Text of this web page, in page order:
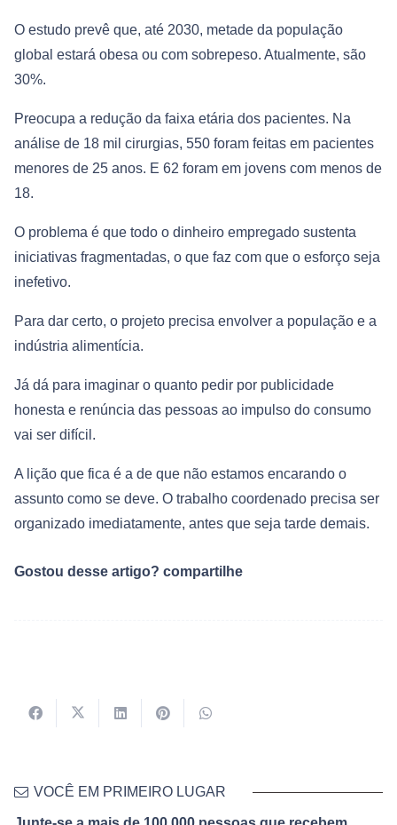
O estudo prevê que, até 2030, metade da população
global estará obesa ou com sobrepeso. Atualmente, são
30%.
Preocupa a redução da faixa etária dos pacientes. Na
análise de 18 mil cirurgias, 550 foram feitas em pacientes
menores de 25 anos. E 62 foram em jovens com menos de
18.
O problema é que todo o dinheiro empregado sustenta
iniciativas fragmentadas, o que faz com que o esforço seja
inefetivo.
Para dar certo, o projeto precisa envolver a população e a
indústria alimentícia.
Já dá para imaginar o quanto pedir por publicidade
honesta e renúncia das pessoas ao impulso do consumo
vai ser difícil.
A lição que fica é a de que não estamos encarando o
assunto como se deve. O trabalho coordenado precisa ser
organizado imediatamente, antes que seja tarde demais.
Gostou desse artigo? compartilhe
VOCÊ EM PRIMEIRO LUGAR